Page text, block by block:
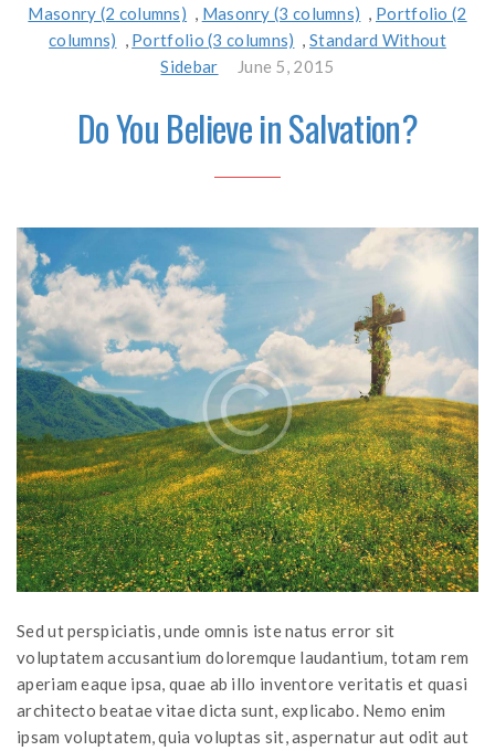
Masonry (2 columns) , Masonry (3 columns) , Portfolio (2
columns) , Portfolio (3 columns) ,Standard Without
Sidebar
June 5, 2015
Do You Believe in Salvation?
Sed ut perspiciatis, unde omnis iste natus error sit
voluptatem accusantium doloremque laudantium, totam rem
aperiam eaque ipsa, quae ab illo inventore veritatis et quasi
architecto beatae vitae dicta sunt, explicabo. Nemo enim
ipsam voluptatem, quia voluptas sit, aspernatur aut odit aut